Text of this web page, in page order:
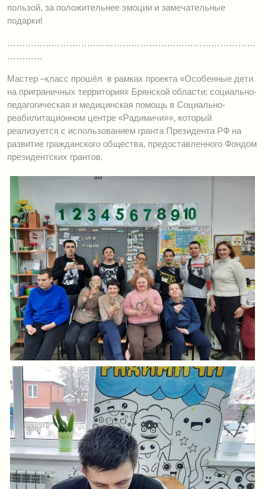
пользой, за положительнее эмоции и замечательные
подарки!
…………………………………………………………………………
…………
Мастер –класс прошёл в рамках проекта «Особенные дети
на приграничных территориях Брянской области: социально-
педагогическая и медицинская помощь в Социально-
реабилитационном центре «Радимичи»», который
реализуется с использованием гранта Президента РФ на
развитие гражданского общества, предоставленного Фондом
президентских грантов.